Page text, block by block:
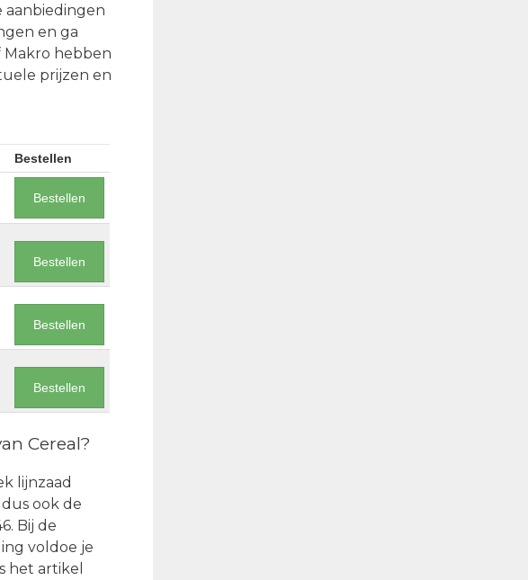
aanbiedingen
en ga
Makro hebben
prijzen en
Bestellen
Bestellen
Bestellen
Bestellen
Bestellen
Cereal?
lijnzaad
ook de
Bij de
voldoe je
het artikel